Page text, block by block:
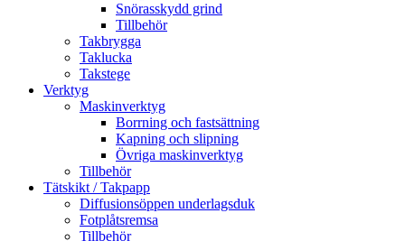
Snörasskydd grind
Tillbehör
Takbrygga
Taklucka
Takstege
Verktyg
Maskinverktyg
Borrning och fastsättning
Kapning och slipning
Övriga maskinverktyg
Tillbehör
Tätskikt / Takpapp
Diffusionsöppen underlagsduk
Fotplåtsremsa
Tillbehör